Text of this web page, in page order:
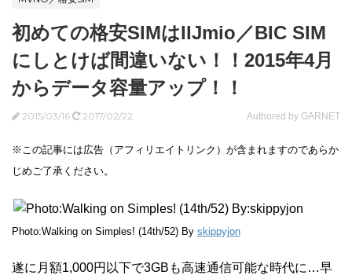
初めての格安SIMはIIJmio／BIC SIM
にしとけば間違いない！！2015年4月
からデータ容量アップ！！
2015/03/16 2017/02/22 Authored by GARNET
※この記事には広告（アフィリエイトリンク）が含まれますのであらか
じめご了承ください。
Photo:Walking on Simples! (14th/52) By skippyjon
遂に月額1,000円以下で3GBも高速通信可能な時代に…早